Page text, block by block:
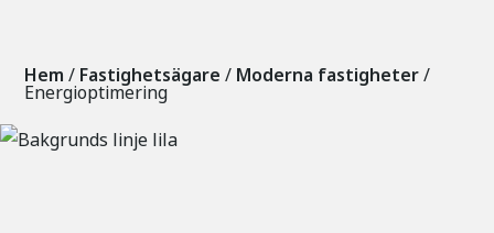
Hem / Fastighetsägare / Moderna fastigheter/
Energioptimering